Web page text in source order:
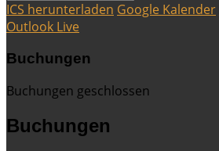
ICS herunterladen Google Kalender
Outlook Live
Buchungen
Buchungen geschlossen
Buchungen